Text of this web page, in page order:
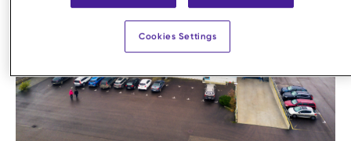
Cookies Settings